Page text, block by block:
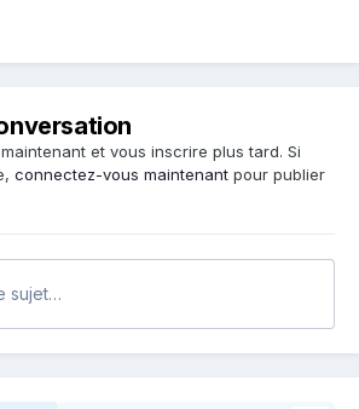
et vous inscrire plus tard. Si
connectez-vous maintenant pour publier
sujet…